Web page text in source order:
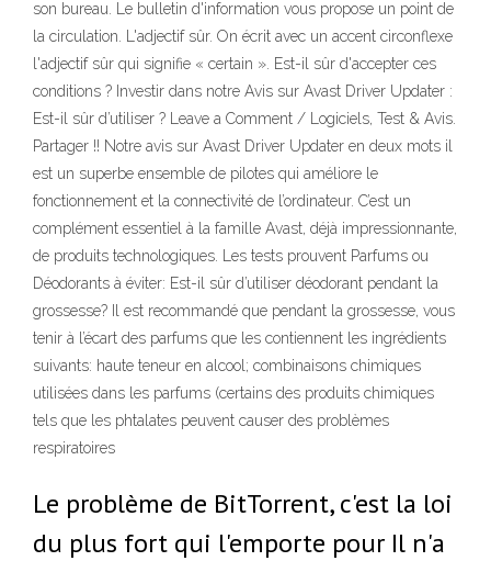
son bureau. Le bulletin d'information vous propose un point de
la circulation. L'adjectif sûr. On écrit avec un accent circonflexe
l'adjectif sûr qui signifie « certain ». Est-il sûr d'accepter ces
conditions ? Investir dans notre Avis sur Avast Driver Updater :
Est-il sûr d’utiliser ? Leave a Comment / Logiciels, Test & Avis.
Partager !! Notre avis sur Avast Driver Updater en deux mots il
est un superbe ensemble de pilotes qui améliore le
fonctionnement et la connectivité de l’ordinateur. C’est un
complément essentiel à la famille Avast, déjà impressionnante,
de produits technologiques. Les tests prouvent Parfums ou
Déodorants à éviter: Est-il sûr d’utiliser déodorant pendant la
grossesse? Il est recommandé que pendant la grossesse, vous
tenir à l’écart des parfums que les contiennent les ingrédients
suivants: haute teneur en alcool; combinaisons chimiques
utilisées dans les parfums (certains des produits chimiques
tels que les phtalates peuvent causer des problèmes
respiratoires
Le problème de BitTorrent, c'est la loi
du plus fort qui l'emporte pour Il n'a